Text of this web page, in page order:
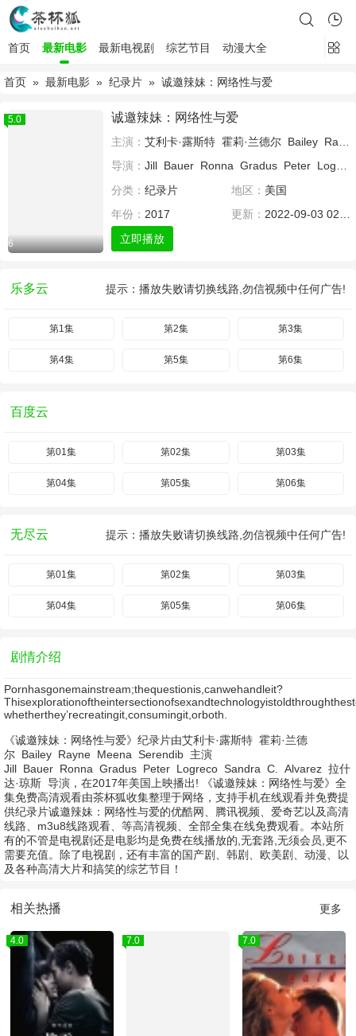
首页 最新电影 最新电视剧 综艺节目 动漫大全
首页 » 最新电影 » 纪录片 » 诚邀辣妹：网络性与爱
5.0
6
诚邀辣妹：网络性与爱
主演： 艾利卡·露斯特 霍莉·兰德尔 Bailey Rayne
导演： Jill Bauer Ronna Gradus Peter Logreco
分类： 纪录片 地区： 美国
年份： 2017 更新： 2022-09-03 02:28
立即播放
乐多云 提示：播放失败请切换线路,勿信视频中任何广告!
第1集 第2集 第3集
第4集 第5集 第6集
百度云
第01集 第02集 第03集
第04集 第05集 第06集
无尽云 提示：播放失败请切换线路,勿信视频中任何广告!
第01集 第02集 第03集
第04集 第05集 第06集
剧情介绍
Pornhasgonemainstream;thequestionis,canwehandleit?
whetherthey’recreatingit,consumingit,orboth.
《诚邀辣妹：网络性与爱》纪录片由艾利卡·露斯特 霍莉·兰德
尔 Bailey Rayne Meena Serendib 主演
Jill Bauer Ronna Gradus Peter Logreco Sandra C. Alvarez 拉什
达·琼斯 导演，在2017年美国上映播出! 《诚邀辣妹：网络性与爱》全
集免费高清观看由茶杯狐收集整理于网络，支持手机在线观看并免费提
供纪录片诚邀辣妹：网络性与爱的优酷网、腾讯视频、爱奇艺以及高清
线路、m3u8线路观看、等高清视频、全部全集在线免费观看。本站所
有的不管是电视剧还是电影均是免费在线播放的,无套路,无须会员,更不
需要充值。除了电视剧，还有丰富的国产剧、韩剧、欧美剧、动漫、以
及各种高清大片和搞笑的综艺节目！
相关热播 更多
4.0 7.0 7.0